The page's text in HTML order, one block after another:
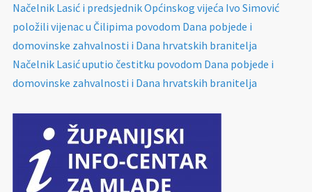
Načelnik Lasić i predsjednik Općinskog vijeća Ivo Simović
položili vijenac u Čilipima povodom Dana pobjede i
domovinske zahvalnosti i Dana hrvatskih branitelja
Načelnik Lasić uputio čestitku povodom Dana pobjede i
domovinske zahvalnosti i Dana hrvatskih branitelja